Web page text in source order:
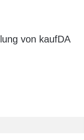
von kaufDA